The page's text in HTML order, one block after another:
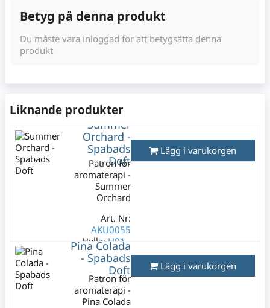
Betyg på denna produkt
Du måste vara inloggad för att betygsätta denna
produkt
Liknande produkter
Summer
Orchard -
Spabads
Doft
Patron för
aromaterapi -
Summer
Orchard
Art. Nr:
AKU0055
Hylla: H01 -
F01/01
Lagerstatus:2
st
149 kr
Lägg i varukorgen
Pina Colada
- Spabads
Doft
Patron för
aromaterapi -
Pina Colada
Lägg i varukorgen